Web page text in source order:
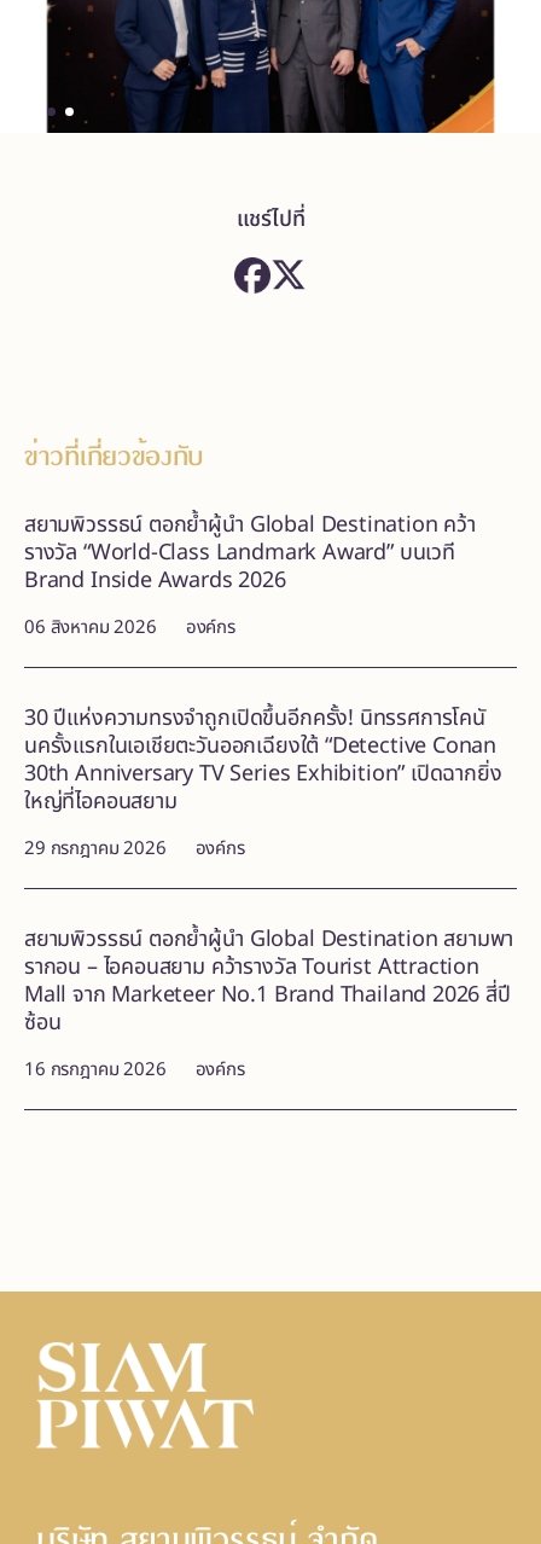
แชร์ไปที่
ข่าวที่เกี่ยวข้องกับ
06 สิงหาคม 2026 องค์กร
สยามพิวรรธน์ ตอกย้ำผู้นำ Global Destination คว้า
รางวัล “World-Class Landmark Award” บนเวที
Brand Inside Awards 2026
29 กรกฎาคม 2026 องค์กร
30 ปีแห่งความทรงจำถูกเปิดขึ้นอีกครั้ง! นิทรรศการโคนั
นครั้งแรกในเอเชียตะวันออกเฉียงใต้ “Detective Conan
30th Anniversary TV Series Exhibition” เปิดฉากยิ่ง
ใหญ่ที่ไอคอนสยาม
16 กรกฎาคม 2026 องค์กร
สยามพิวรรธน์ ตอกย้ำผู้นำ Global Destination สยามพา
รากอน – ไอคอนสยาม คว้ารางวัล Tourist Attraction
Mall จาก Marketeer No.1 Brand Thailand 2026 สี่ปี
ซ้อน